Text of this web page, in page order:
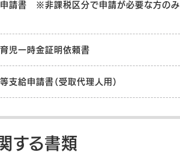
請書 ※非課税区分で申請が必要な方のみ
児一時金証明依頼書
支給申請書（受取代理人用）
する書類